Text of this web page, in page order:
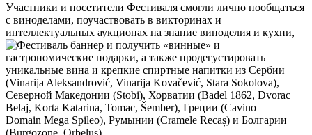
Участники и посетители Фестиваля смогли лично пообщаться
с виноделами, поучаствовать в викторинах и
интеллектуальных аукционах на знание виноделия и кухни,
и получить «винные» и
гастрономические подарки, а также продегустировать
уникальные вина и крепкие спиртные напитки из Сербии
(Vinarija Aleksandrović, Vinarija Kovačević, Stara Sokolova),
Северной Македонии (Stobi), Хорватии (Badel 1862, Dvorac
Belaj, Korta Katarina, Tomac, Šember), Греции (Cavino —
Domain Mega Spileo), Румынии (Cramele Recaș) и Болгарии
(Burgozone, Orbelus).